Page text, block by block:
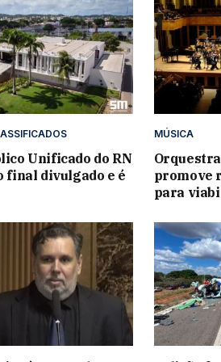
Unificado do RN
final divulgado e é
MÚSICA
promove
para